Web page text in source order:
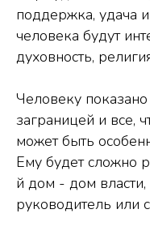
поддержка, удача
человека будут
духовность,
Человеку показано
заграницей и все,
может быть
Ему будет сложно
й дом - дом
руководитель или